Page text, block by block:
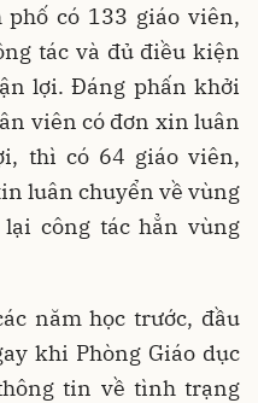
có 133 giáo viên,
tác và đủ điều kiện
lợi. Đáng phấn khởi
viên có đơn xin luân
thì có 64 giáo viên,
luân chuyển về vùng
công tác hẳn vùng
năm học trước, đầu
khi Phòng Giáo dục
tin về tình trạng